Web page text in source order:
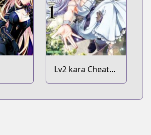
ni
Lv2 kara Cheat
datta